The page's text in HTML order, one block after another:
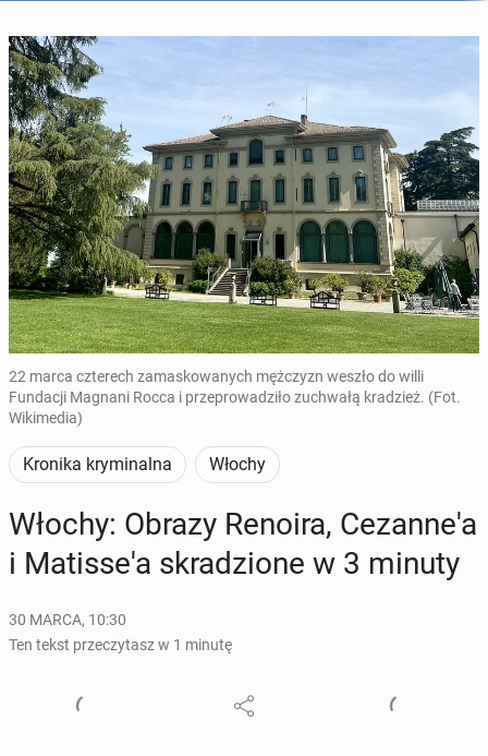
22 marca czterech zamaskowanych mężczyzn weszło do willi
Fundacji Magnani Rocca i przeprowadziło zuchwałą kradzież. (Fot.
Wikimedia)
Kronika kryminalna Włochy
Włochy: Obrazy Renoira, Ce­zan­ne­'a
i Ma­tis­se­'a skra­dzio­ne w 3 minuty
30 MARCA, 10:30
Ten tekst przeczytasz w 1 minutę